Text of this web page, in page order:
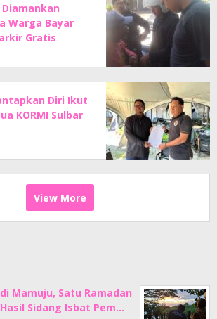
Warga Bayar
Gratis
Diri Ikut
KORMI Sulbar
View More
Mamuju, Satu Ramadan
Sidang Isbat Pem…